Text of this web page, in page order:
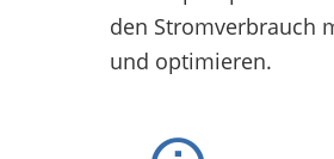
den Stromverbrauch
und optimieren.